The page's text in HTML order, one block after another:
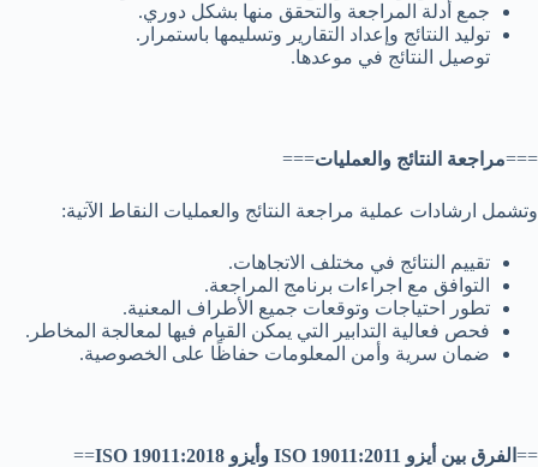
جمع أدلة المراجعة والتحقق منها بشكل دوري.
توليد النتائج وإعداد التقارير وتسليمها باستمرار.
توصيل النتائج في موعدها.
===مراجعة النتائج والعمليات===
وتشمل ارشادات عملية مراجعة النتائج والعمليات النقاط الآتية:
تقييم النتائج في مختلف الاتجاهات.
التوافق مع اجراءات برنامج المراجعة.
تطور احتياجات وتوقعات جميع الأطراف المعنية.
فحص فعالية التدابير التي يمكن القيام فيها لمعالجة المخاطر.
ضمان سرية وأمن المعلومات حفاظًا على الخصوصية.
== الفرق بين أيزو ISO 19011:2011 وأيزو 19011:2018 ISO ==